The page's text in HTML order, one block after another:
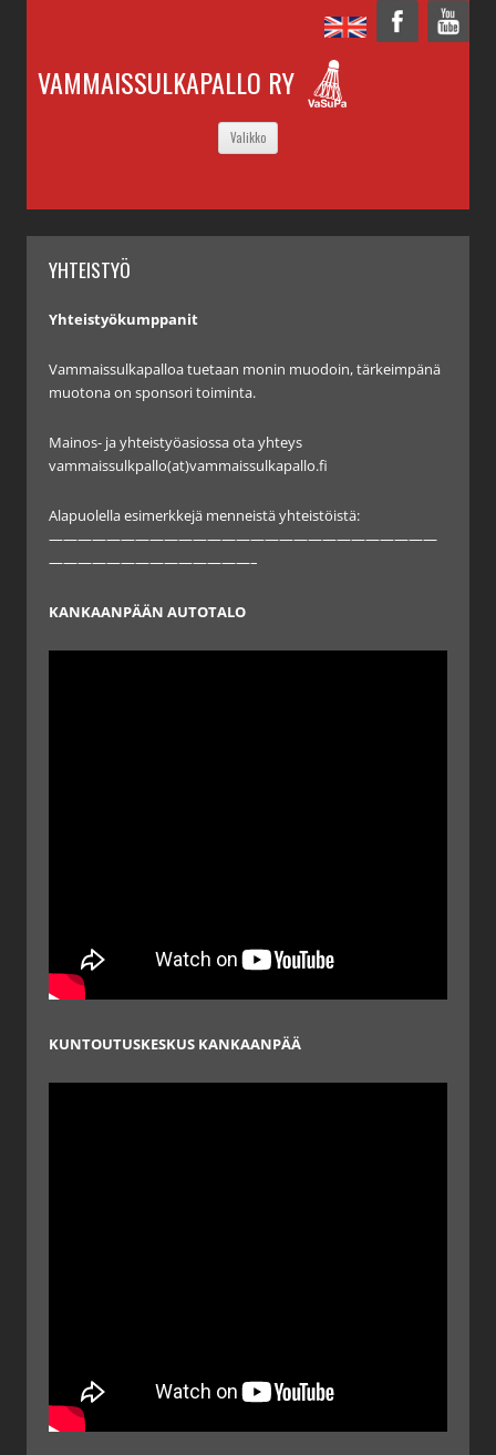
VAMMAISSULKAPALLO RY
Valikko
YHTEISTYÖ
Yhteistyökumppanit
Vammaissulkapalloa tuetaan monin muodoin, tärkeimpänä
muotona on sponsori toiminta.
Mainos- ja yhteistyöasiossa ota yhteys
vammaissulkpallo(at)vammaissulkapallo.fi
Alapuolella esimerkkejä menneistä yhteistöistä:
———————————————————————————
——————————————–
KANKAANPÄÄN AUTOTALO
KUNTOUTUSKESKUS KANKAANPÄÄ